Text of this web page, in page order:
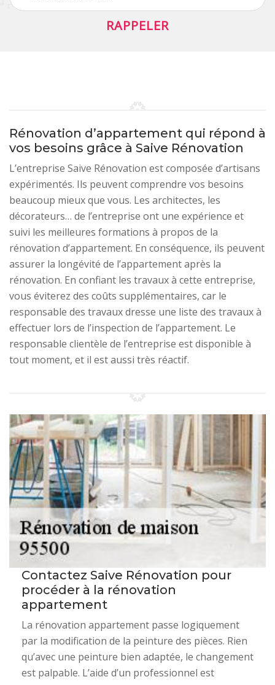
Rénovation d’appartement qui répond à
vos besoins grâce à Saive Rénovation
L’entreprise Saive Rénovation est composée d’artisans
expérimentés. Ils peuvent comprendre vos besoins
beaucoup mieux que vous. Les architectes, les
décorateurs… de l’entreprise ont une expérience et
suivi les meilleures formations à propos de la
rénovation d’appartement. En conséquence, ils peuvent
assurer la longévité de l’appartement après la
rénovation. En confiant les travaux à cette entreprise,
vous éviterez des coûts supplémentaires, car le
responsable des travaux dresse une liste des travaux à
effectuer lors de l’inspection de l’appartement. Le
responsable clientèle de l’entreprise est disponible à
tout moment, et il est aussi très réactif.
Contactez Saive Rénovation pour
procéder à la rénovation
appartement
La rénovation appartement passe logiquement
par la modification de la peinture des pièces. Rien
qu’avec une peinture bien adaptée, le changement
est palpable. L’aide d’un professionnel est